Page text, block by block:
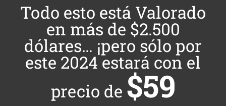
Todo esto está Valorado
en más de $2.500
dólares… ¡pero sólo por
este 2024 estará con el
precio de $59